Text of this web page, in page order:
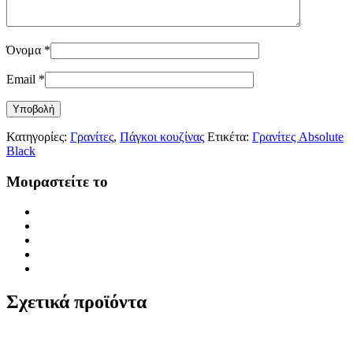
Όνομα *
Email *
Κατηγορίες: Γρανίτες, Πάγκοι κουζίνας Ετικέτα: Γρανίτες Absolute
Black
Μοιραστείτε το
Σχετικά προϊόντα